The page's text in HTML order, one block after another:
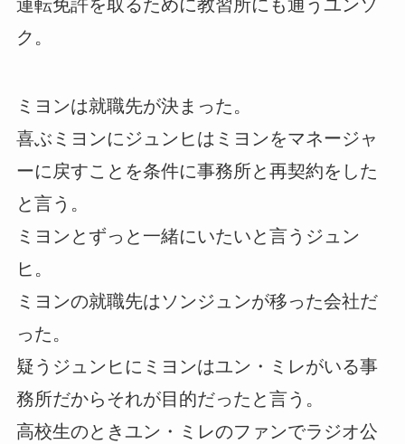
運転免許を取るために教習所にも通うユンソ
ク。
ミヨンは就職先が決まった。
喜ぶミヨンにジュンヒはミヨンをマネージャ
ーに戻すことを条件に事務所と再契約をした
と言う。
ミヨンとずっと一緒にいたいと言うジュン
ヒ。
ミヨンの就職先はソンジュンが移った会社だ
った。
疑うジュンヒにミヨンはユン・ミレがいる事
務所だからそれが目的だったと言う。
高校生のときユン・ミレのファンでラジオ公